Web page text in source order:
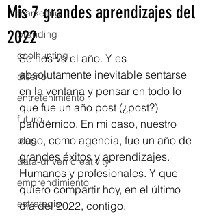
marketing
branding
coolhunting
diseño
entretenimiento
futuro
blog
data-driven creativity
emprendimiento
estrategia
Mis 7 grandes aprendizajes del
2022
Se nos va el año. Y es
absolutamente inevitable sentarse
en la ventana y pensar en todo lo
que fue un año post (¿post?)
pandémico. En mi caso, nuestro
caso, como agencia, fue un año de
grandes éxitos y aprendizajes.
Humanos y profesionales. Y que
quiero compartir hoy, en el último
día del 2022, contigo.